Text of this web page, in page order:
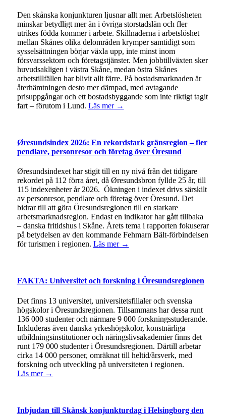
Den skånska konjunkturen ljusnar allt mer. Arbetslösheten
minskar betydligt mer än i övriga storstadslän och fler
utrikes födda kommer i arbete. Skillnaderna i arbetslöshet
mellan Skånes olika delområden krymper samtidigt som
sysselsättningen börjar växla upp, inte minst inom
försvarssektorn och företagstjänster. Men jobbtillväxten sker
huvudsakligen i västra Skåne, medan östra Skånes
arbetstillfällen har blivit allt färre. På bostadsmarknaden är
återhämtningen desto mer dämpad, med avtagande
prisuppgångar och ett bostadsbyggande som inte riktigt tagit
fart – förutom i Lund. Läs mer →
Øresundsindex 2026: En rekordstark gränsregion – fler
pendlare, personresor och företag över Öresund
Øresundsindexet har stigit till en ny nivå från det tidigare
rekordet på 112 förra året, då Øresundsbron fyllde 25 år, till
115 indexenheter år 2026. Ökningen i indexet drivs särskilt
av personresor, pendlare och företag över Öresund. Det
bidrar till att göra Öresundsregionen till en starkare
arbetsmarknadsregion. Endast en indikator har gått tillbaka
– danska fritidshus i Skåne. Årets tema i rapporten fokuserar
på betydelsen av den kommande Fehmarn Bält-förbindelsen
för turismen i regionen. Läs mer →
FAKTA: Universitet och forskning i Öresundsregionen
Det finns 13 universitet, universitetsfilialer och svenska
högskolor i Öresundsregionen. Tillsammans har dessa runt
136 000 studenter och närmare 9 000 forskningsstuderande.
Inkluderas även danska yrkeshögskolor, konstnärliga
utbildningsinstitutioner och näringslivsakademier finns det
runt 179 000 studenter i Öresundsregionen. Därtill arbetar
cirka 14 000 personer, omräknat till heltid/årsverk, med
forskning och utveckling på universiteten i regionen.
Läs mer →
Inbjudan till Skånsk konjunkturdag i Helsingborg den